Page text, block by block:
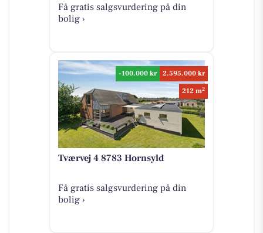
Få gratis salgsvurdering på din
bolig ›
-100.000 kr
2.595.000 kr
212 m2
Tværvej 4 8783 Hornsyld
Få gratis salgsvurdering på din
bolig ›